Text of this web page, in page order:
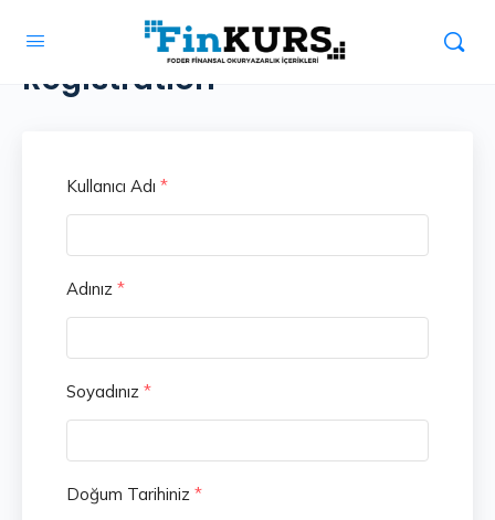
Registration
Kullanıcı Adı *
Adınız *
Soyadınız *
Doğum Tarihiniz *